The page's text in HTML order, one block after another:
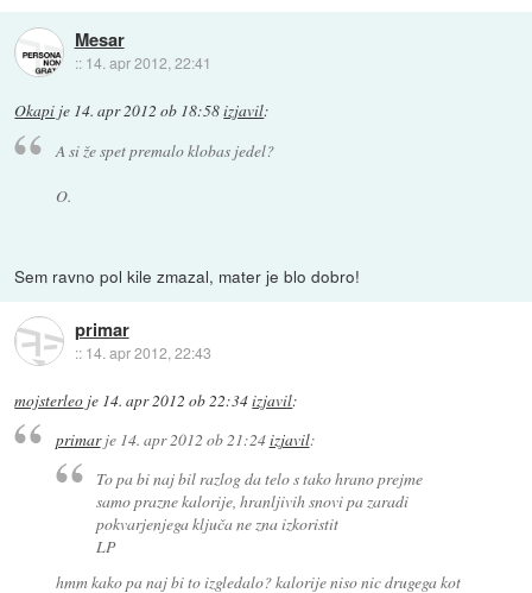
Mesar
:: 14. apr 2012, 22:41
Okapi je 14. apr 2012 ob 18:58izjavil:
A si že spet premalo klobas jedel?
O.
Sem ravno pol kile zmazal, mater je blo dobro!
primar
:: 14. apr 2012, 22:43
mojsterleo je 14. apr 2012 ob 22:34izjavil:
primarje 14. apr 2012 ob 21:24izjavil:
To pa bi naj bil razlog da telo s tako hrano prejme
samo prazne kalorije, hranljivih snovi pa zaradi
pokvarjenjega ključa ne zna izkoristit
LP
hmm kako pa naj bi to izgledalo? kalorije niso nic drugega kot